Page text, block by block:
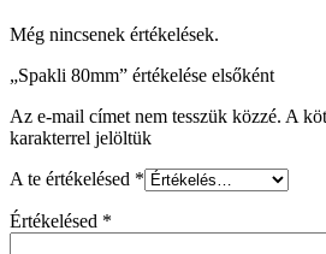
Még nincsenek értékelések.
„Spakli 80mm” értékelése elsőként
Az e-mail címet nem tesszük közzé. A
karakterrel jelöltük
A te értékelésed *
Értékelésed *